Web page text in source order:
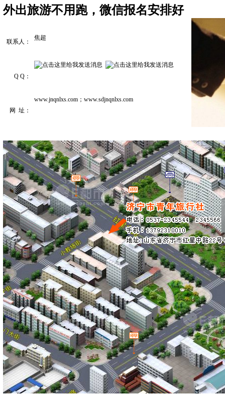
外出旅游不用跑，微信报名安排好
联系人：
焦超
Q Q：
网 址：
www.jnqnlxs.com；www.sdjnqnlxs.com